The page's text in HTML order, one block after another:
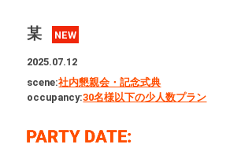
某 NEW
2025.07.12
scene:社内懇親会・記念式典
occupancy:30名様以下の少人数プラン